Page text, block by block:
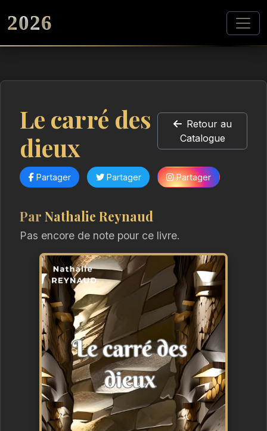
2026
Le carré des
dieux
Retour au
Catalogue
Partager Partager Partager
Par Nathalie Reynaud
Pas encore de note pour ce livre.